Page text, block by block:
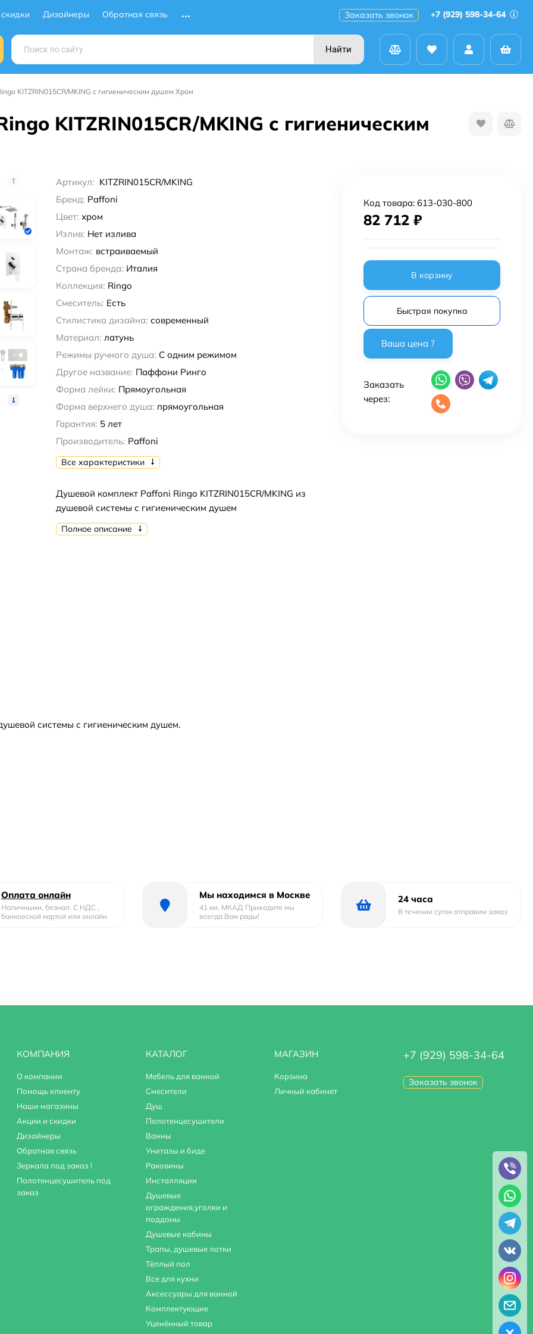
Дизайнеры Обратная связь Заказать звонок +7 (929) 598-34-64
Найти
KITZRIN015CR/MKING с гигиеническим душем Хром
KITZRIN015CR/MKING с гигиеническим
Артикул: KITZRIN015CR/MKING
Бренд: Paffoni
Цвет: хром
Излив: Нет излива
Монтаж: встраиваемый
Страна бренда: Италия
Коллекция: Ringo
Смеситель: Есть
Стилистика дизайна: современный
Материал: латунь
Режимы ручного душа: С одним режимом
Другое название: Паффони Ринго
Форма лейки: Прямоугольная
Форма верхнего душа: прямоугольная
Гарантия: 5 лет
Производитель: Paffoni
Все характеристики
Душевой комплект Paffoni Ringo KITZRIN015CR/MKING из
душевой системы с гигиеническим душем
Полное описание
Код товара: 613-030-800
82 712 ₽
В корзину
Быстрая покупка
Заказать
через:
системы с гигиеническим душем.
RIN015CR/M.
часть).
Оплата онлайн
Наличными, безнал. С НДС ,
банковской картой или онлайн
Мы находимся в Москве
41 км. МКАД Приходите мы
всегда Вам рады!
24 часа
В течении суток отправим заказ
КОМПАНИЯ
О компании
Помощь клиенту
Наши магазины
Акции и скидки
Дизайнеры
Обратная связь
Зеркала под заказ !
Полотенцесушитель под
заказ
КАТАЛОГ
Мебель для ванной
Смесители
Душ
Полотенцесушители
Ванны
Унитазы и биде
Раковины
Инсталляции
Душевые
ограждения,уголки и
поддоны
Душевые кабины
Трапы, душевые лотки
Тёплый пол
Все для кухни
Аксессуары для ванной
Комплектующие
Уценённый товар
МАГАЗИН
Корзина
Личный кабинет
+7 (929) 598-34-64
Заказать звонок